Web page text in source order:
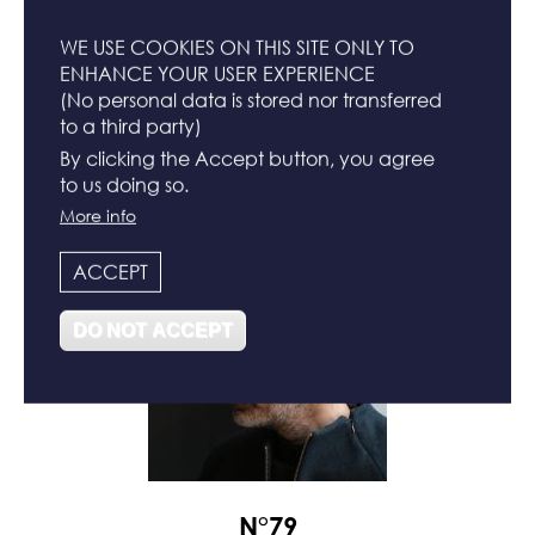
WE USE COOKIES ON THIS SITE ONLY TO
ENHANCE YOUR USER EXPERIENCE
(No personal data is stored nor transferred
to a third party)
By clicking the Accept button, you agree
to us doing so.
More info
ACCEPT
DO NOT ACCEPT
N°80